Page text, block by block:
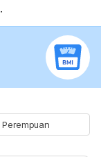
Perempuan